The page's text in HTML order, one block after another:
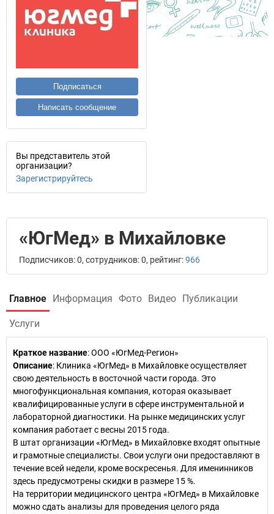
Подписаться
Написать сообщение
Вы представитель этой
организации?
Зарегистрируйтесь
«ЮгМед» в Михайловке
Подписчиков: 0, сотрудников: 0, рейтинг:966
Главное Информация Фото Видео Публикации
Услуги
Краткое название:ООО «ЮгМед-Регион»
Описание: Клиника «ЮгМед» в Михайловке осуществляет
свою деятельность в восточной части города. Это
многофункциональная компания, которая оказывает
квалифицированные услуги в сфере инструментальной и
лабораторной диагностики. На рынке медицинских услуг
компания работает с весны 2015 года.
В штат организации «ЮгМед» в Михайловке входят опытные
и грамотные специалисты. Свои услуги они предоставляют в
течение всей недели, кроме воскресенья. Для именинников
здесь предусмотрены скидки в размере 15 %.
На территории медицинского центра «ЮгМед» в Михайловке
можно сдать анализы для проведения целого ряда